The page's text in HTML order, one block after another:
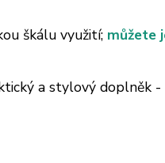
škálu využití; můžete
a stylový doplněk -